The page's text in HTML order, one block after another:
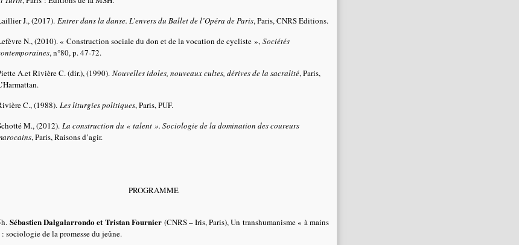
J., (2017). Entrer dans la danse. L’envers du Ballet de l’Opéra de Paris, Paris, CNRS Editions.
N., (2010). « Construction sociale du don et de la vocation de cycliste », Sociétés
, n°80, p. 47-72.
A.et Rivière C. (dir.), (1990). Nouvelles idoles, nouveaux cultes, dérives de la sacralité, Paris,
C., (1988). Les liturgies politiques, Paris, PUF.
M., (2012). La construction du « talent ». Sociologie de la domination des coureurs
, Paris, Raisons d’agir.
PROGRAMME
Sébastien Dalgalarrondo et Tristan Fournier(CNRS – Iris, Paris), Un transhumanisme « à mains
sociologie de la promesse du jeûne.